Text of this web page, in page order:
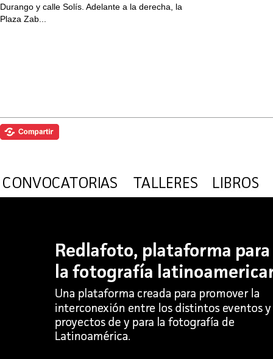
Durango y calle Solís. Adelante a la derecha, la
Plaza Zab...